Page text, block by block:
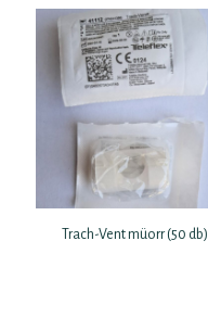
Trach-Vent müorr (50 db)